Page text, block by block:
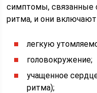
симптомы, связанные
ритма, и они включают
легкую
головокружение;
учащенное
ритма);